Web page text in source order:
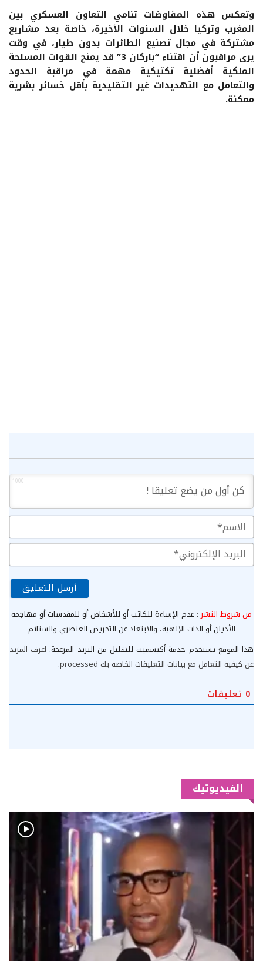
وتعكس هذه المفاوضات تنامي التعاون العسكري بين
المغرب وتركيا خلال السنوات الأخيرة، خاصة بعد مشاريع
مشتركة في مجال تصنيع الطائرات بدون طيار، في وقت
يرى مراقبون أن اقتناء “باركان 3” قد يمنح القوات المسلحة
الملكية أفضلية تكتيكية مهمة في مراقبة الحدود
والتعامل مع التهديدات غير التقليدية بأقل خسائر بشرية
ممكنة.
1000
من شروط النشر : عدم الإساءة للكاتب أو للأشخاص أو للمقدسات أو مهاجمة
الأديان أو الذات الإلهية، والابتعاد عن التحريض العنصري والشتائم
هذا الموقع يستخدم خدمة أكيسميت للتقليل من البريد المزعجة. اعرف المزيد
عن كيفية التعامل مع بيانات التعليقات الخاصة بك processed
.
0 تعليقات
الفيديوتيك